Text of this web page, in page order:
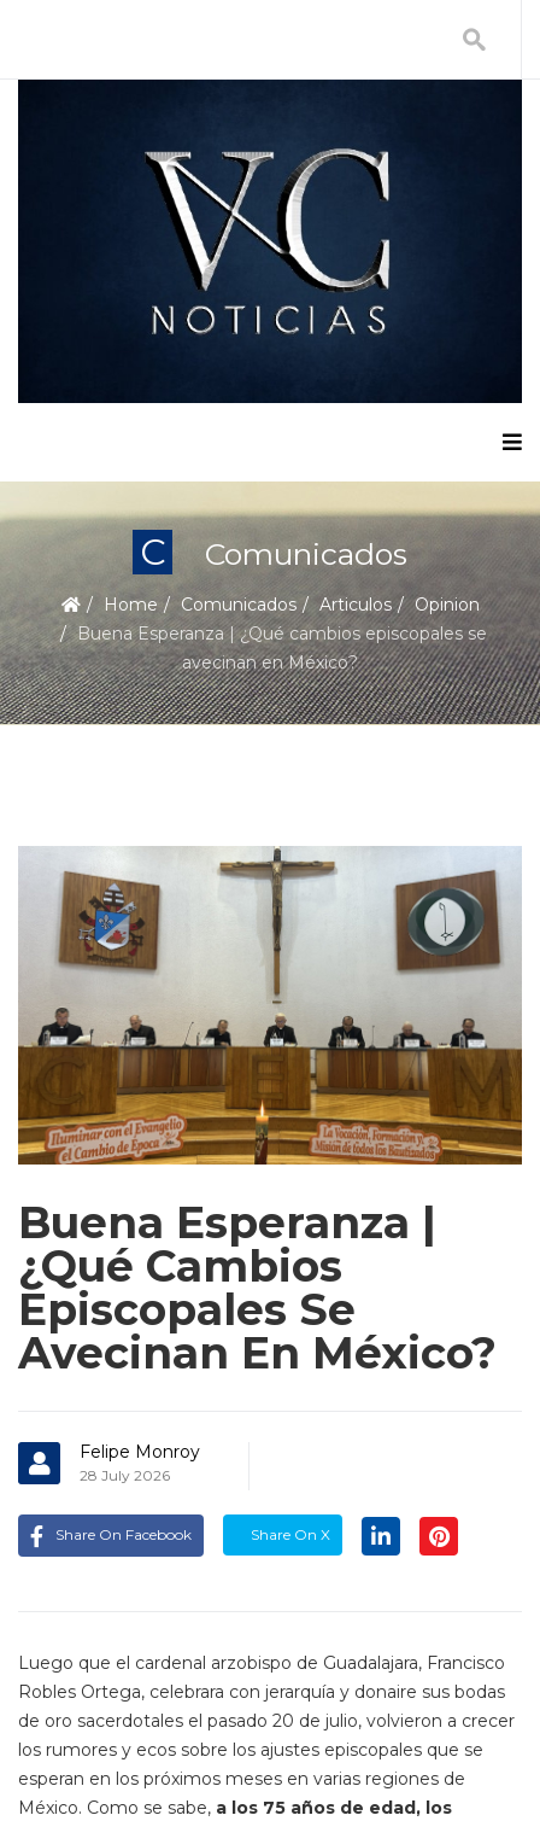
C Comunicados
Home Comunicados Articulos
Opinion
Buena Esperanza | ¿Qué cambios episcopales se
avecinan en México?
Buena Esperanza |
¿Qué Cambios
Episcopales Se
Avecinan En México?
Felipe Monroy
28 July 2026
Share On Facebook Share On X
Luego que el cardenal arzobispo de Guadalajara, Francisco
Robles Ortega, celebrara con jerarquía y donaire sus bodas
de oro sacerdotales el pasado 20 de julio, volvieron a crecer
los rumores y ecos sobre los ajustes episcopales que se
esperan en los próximos meses en varias regiones de
México. Como se sabe, a los 75 años de edad, los